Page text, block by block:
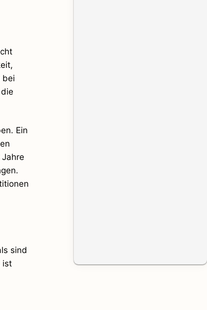
bei
Ein
sind
ist